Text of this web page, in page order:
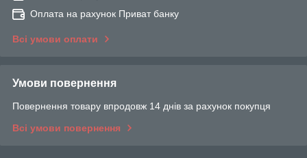
Оплата на рахунок Приват банку
Всі умови оплати
Умови повернення
Повернення товару впродовж 14 днів за рахунок покупця
Всі умови повернення